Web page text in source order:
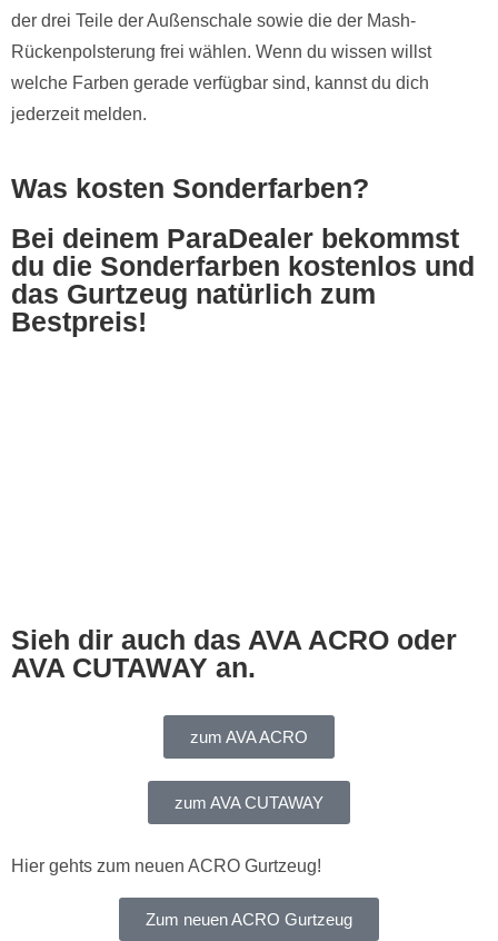
der drei Teile der Außenschale sowie die der Mash-
Rückenpolsterung frei wählen. Wenn du wissen willst
welche Farben gerade verfügbar sind, kannst du dich
jederzeit melden.
Was kosten Sonderfarben?
Bei deinem ParaDealer bekommst
du die Sonderfarben kostenlos und
das Gurtzeug natürlich zum
Bestpreis!
Sieh dir auch das AVA ACRO oder
AVA CUTAWAY an.
zum AVA ACRO
zum AVA CUTAWAY
Hier gehts zum neuen ACRO Gurtzeug!
Zum neuen ACRO Gurtzeug